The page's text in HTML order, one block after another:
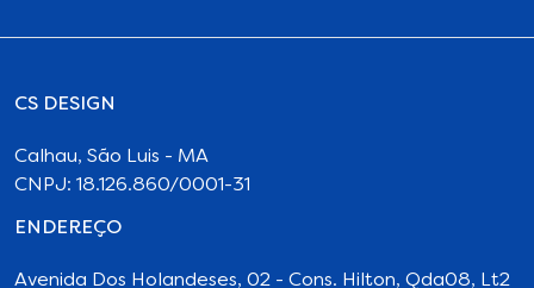
CS DESIGN
Calhau, São Luis - MA
CNPJ: 18.126.860/0001-31
ENDEREÇO
Avenida Dos Holandeses, 02 - Cons. Hilton, Qda08, Lt2